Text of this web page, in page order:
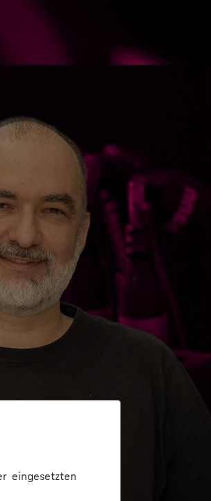
eingesetzten